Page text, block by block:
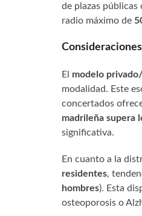
de plazas públicas
radio máximo de
El modelo
modalidad. Este
concertados
madrileña supera
significativa.
En cuanto a la
residentes,
hombres). Esta
osteoporosis o